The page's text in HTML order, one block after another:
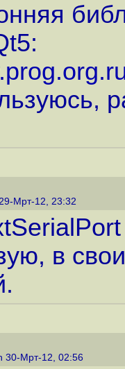
Мрт-12, 23:32
в
30-Мрт-12, 02:56